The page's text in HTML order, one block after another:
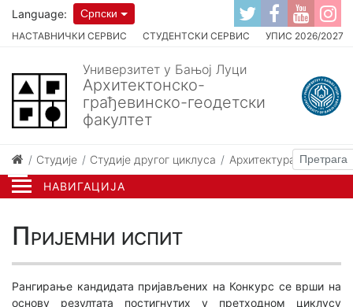
НАВИГАЦИЈА
НАСТАВНИЧКИ СЕРВИС СТУДЕНТСКИ СЕРВИС УПИС 2026/2027
Language: Српски
Универзитет у Бањој Луци
Архитектонско-
грађевинско-геодетски
факултет
Студије Студије другог циклуса Архитектура и
Пријемни испит
Рангирање кандидата пријављених на Конкурс се врши на
основу резултата постигнутих у претходном циклусу